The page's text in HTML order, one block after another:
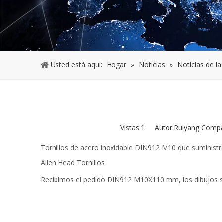
Usted está aquí: Hogar » Noticias » Noticias de
Vistas:1 Autor:Ruiyang
Tornillos de acero inoxidable DIN912 M10 que
Allen Head Tornillos
Recibimos el pedido DIN912 M10X110 mm, los